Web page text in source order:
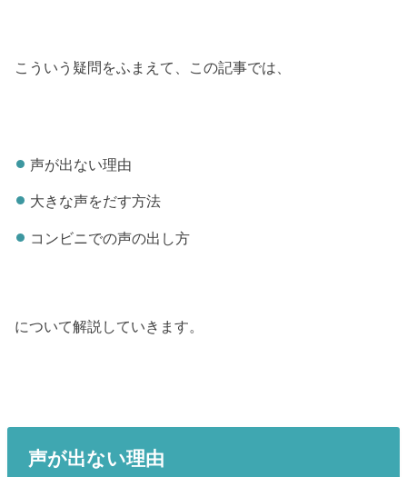
こういう疑問をふまえて、この記事では、
声が出ない理由
大きな声をだす方法
コンビニでの声の出し方
について解説していきます。
声が出ない理由